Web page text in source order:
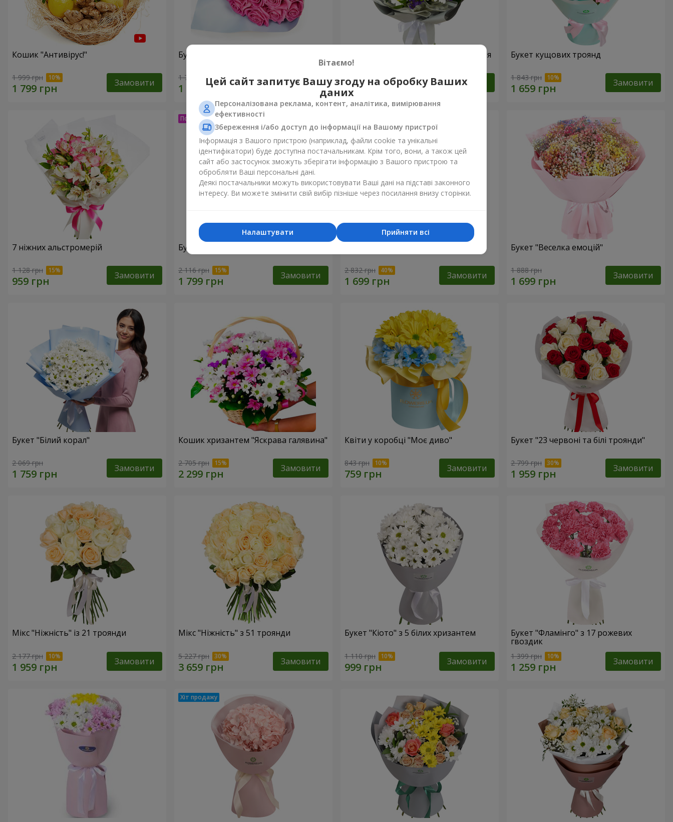
Кошик "Антивірус!"
1 999 грн Замовити
Букет "15 рожевих троянд"
1 716 грн Замовити
Яскравий букет на День народження
1 443 грн Замовити
Букет кущових троянд
1 843 грн Замовити
7 ніжних альстромерій
1 128 грн Замовити
Букет "Дотик кохання" + Raffaello
2 116 грн Замовити 2 832 грн Замовити
Букет "Веселка емоцій"
1 888 грн Замовити
Букет "Білий корал"
2 069 грн Замовити
Кошик хризантем "Яскрава галявина"
2 705 грн Замовити
Квіти у коробці "Моє диво"
843 грн Замовити
Букет "23 червоні та білі троянди"
2 799 грн Замовити
Мікс "Ніжність" із 21 троянди
2 177 грн Замовити
Мікс "Ніжність" з 51 троянди
5 227 грн Замовити
Букет "Кіото" з 5 білих хризантем
1 110 грн Замовити
Букет "Фламінго" з 17 рожевих
гвоздик
1 399 грн Замовити
Вітаємо!
Цей сайт запитує Вашу згоду на обробку Ваших
даних
Персоналізована реклама, контент, аналітика, вимірювання
ефективності
Збереження і/або доступ до інформації на Вашому пристрої
Інформація з Вашого пристрою (наприклад, файли cookie та унікальні
ідентифікатори) буде доступна постачальникам. Крім того, вони, а також цей
сайт або застосунок зможуть зберігати інформацію з Вашого пристрою та
обробляти Ваші персональні дані.
Деякі постачальники можуть використовувати Ваші дані на підставі законного
інтересу. Ви можете змінити свій вибір пізніше через посилання внизу сторінки.
Прийняти всі
Налаштувати